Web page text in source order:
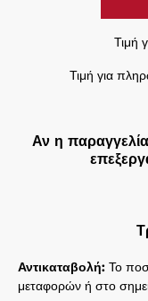
Τιμή
Τιμή για
Αν η παραγγελία
Αντικαταβολή: Το
μεταφορών ή στο